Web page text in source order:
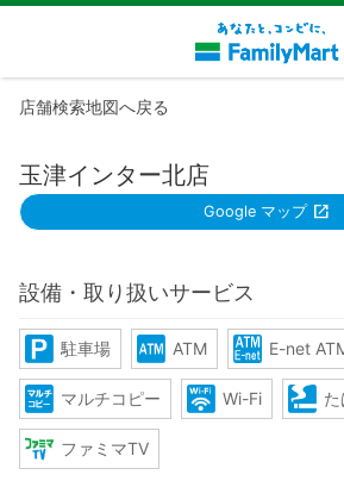
店舗検索地図へ戻る
玉津インター北店
Google マップ
設備・取り扱いサービス
駐車場 ATM E-net
マルチコピー Wi-Fi た
ファミマTV